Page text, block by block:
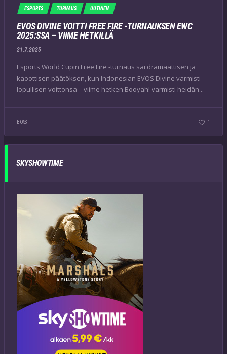
ESPORTS TURNAUS UUTINEN
EVOS DIVINE VOITTI FREE FIRE -TURNAUKSEN EWC
2025:SSA – VIIME HETKILLÄ
21.7.2025
Esports World Cupin Free Fire -turnaus sai dramaattisen ja
kaoottisen päätöksen, kun Indonesian EVOS Divine varmisti
lopullisen voittonsa – viime hetken Booyah! varmisti heidän...
BOSS 1
SKYSHOWTIME